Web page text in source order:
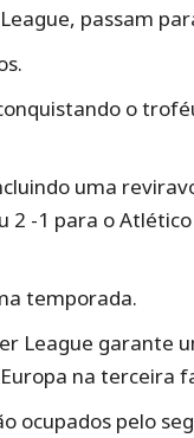
passam
o
uma
2 -1 para o
temporada.
League garante
na terceira
ocupados pelo